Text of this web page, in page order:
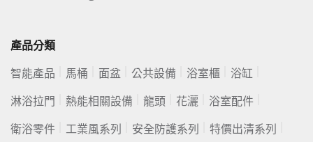
產品分類
智能產品 馬桶 面盆 公共設備 浴室櫃 浴缸
淋浴拉門 熱能相關設備 龍頭 花灑 浴室配件
衛浴零件 工業風系列 安全防護系列 特價出清系列